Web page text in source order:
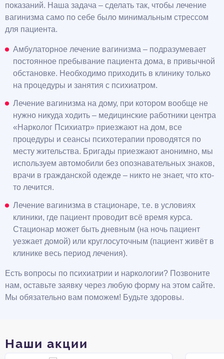
показаний. Наша задача – сделать так, чтобы лечение
вагинизма само по себе было минимальным стрессом
для пациента.
Амбулаторное лечение вагинизма – подразумевает
постоянное пребывание пациента дома, в привычной
обстановке. Необходимо приходить в клинику только
на процедуры и занятия с психиатром.
Лечение вагинизма на дому, при котором вообще не
нужно никуда ходить – медицинские работники центра
«Нарколог Психиатр» приезжают на дом, все
процедуры и сеансы психотерапии проводятся по
месту жительства. Бригады приезжают анонимно, мы
используем автомобили без опознавательных знаков,
врачи в гражданской одежде – никто не знает, что кто-
то лечится.
Лечение вагинизма в стационаре, т.е. в условиях
клиники, где пациент проводит всё время курса.
Стационар может быть дневным (на ночь пациент
уезжает домой) или круглосуточным (пациент живёт в
клинике весь период лечения).
Есть вопросы по психиатрии и наркологии? Позвоните
нам, оставьте заявку через любую форму на этом сайте.
Мы обязательно вам поможем! Будьте здоровы.
Наши акции